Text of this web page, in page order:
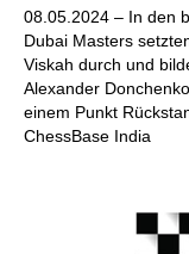
08.05.2024 – In den
Dubai Masters
Viskah durch und
Alexander
einem Punkt
ChessBase India